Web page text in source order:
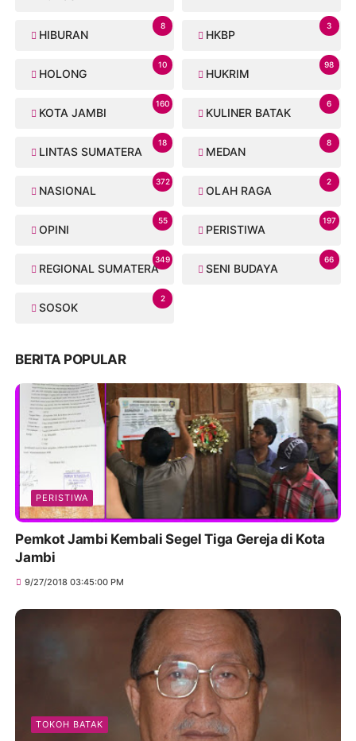
HIBURAN
8
HKBP
3
HOLONG
10
HUKRIM
98
KOTA JAMBI
160
KULINER BATAK
6
LINTAS SUMATERA
18
MEDAN
8
NASIONAL
372
OLAH RAGA
2
OPINI
55
PERISTIWA
197
REGIONAL SUMATERA
349
SENI BUDAYA
66
SOSOK
2
BERITA POPULAR
PERISTIWA
Pemkot Jambi Kembali Segel Tiga Gereja di Kota
Jambi
9/27/2018 03:45:00 PM
TOKOH BATAK